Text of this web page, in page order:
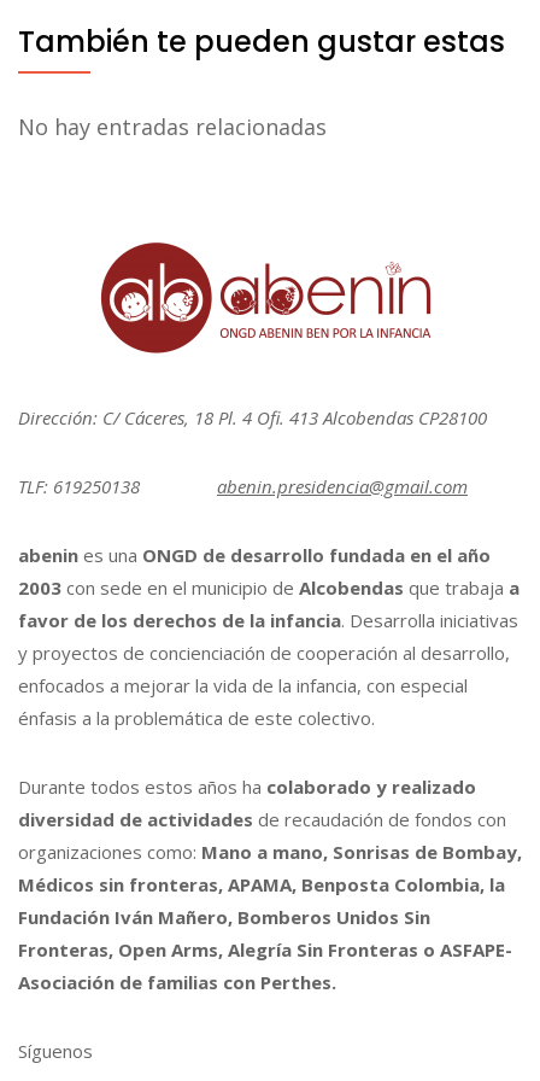
También te pueden gustar estas
No hay entradas relacionadas
Dirección: C/ Cáceres, 18 Pl. 4 Ofi. 413 Alcobendas CP28100
TLF: 619250138 abenin.presidencia@gmail.com
abenin es una ONGD de desarrollo fundada en el año
2003 con sede en el municipio de Alcobendas que trabaja a
favor de los derechos de la infancia. Desarrolla iniciativas
y proyectos de concienciación de cooperación al desarrollo,
enfocados a mejorar la vida de la infancia, con especial
énfasis a la problemática de este colectivo.
Durante todos estos años ha colaborado y realizado
diversidad de actividades de recaudación de fondos con
organizaciones como: Mano a mano, Sonrisas de Bombay,
Médicos sin fronteras, APAMA, Benposta Colombia, la
Fundación Iván Mañero, Bomberos Unidos Sin
Fronteras, Open Arms, Alegría Sin Fronteras o ASFAPE-
Asociación de familias con Perthes.
Síguenos